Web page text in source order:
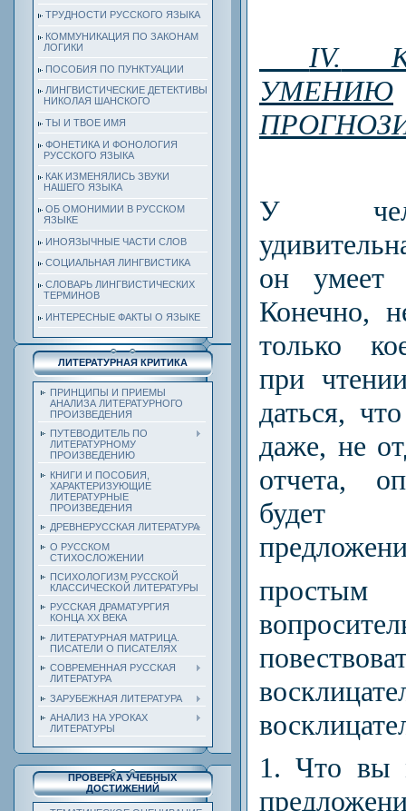
ТРУДНОСТИ РУССКОГО ЯЗЫКА
КОММУНИКАЦИЯ ПО ЗАКОНАМ
ЛОГИКИ
ПОСОБИЯ ПО ПУНКТУАЦИИ
ЛИНГВИСТИЧЕСКИЕ ДЕТЕКТИВЫ
НИКОЛАЯ ШАНСКОГО
ТЫ И ТВОЕ ИМЯ
ФОНЕТИКА И ФОНОЛОГИЯ
РУССКОГО ЯЗЫКА
КАК ИЗМЕНЯЛИСЬ ЗВУКИ
НАШЕГО ЯЗЫКА
ОБ ОМОНИМИИ В РУССКОМ
ЯЗЫКЕ
ИНОЯЗЫЧНЫЕ ЧАСТИ СЛОВ
СОЦИАЛЬНАЯ ЛИНГВИСТИКА
СЛОВАРЬ ЛИНГВИСТИЧЕСКИХ
ТЕРМИНОВ
ИНТЕРЕСНЫЕ ФАКТЫ О ЯЗЫКЕ
ЛИТЕРАТУРНАЯ КРИТИКА
ПРИНЦИПЫ И ПРИЕМЫ
АНАЛИЗА ЛИТЕРАТУРНОГО
ПРОИЗВЕДЕНИЯ
ПУТЕВОДИТЕЛЬ ПО
ЛИТЕРАТУРНОМУ
ПРОИЗВЕДЕНИЮ
КНИГИ И ПОСОБИЯ,
ХАРАКТЕРИЗУЮЩИЕ
ЛИТЕРАТУРНЫЕ
ПРОИЗВЕДЕНИЯ
ДРЕВНЕРУССКАЯ ЛИТЕРАТУРА
О РУССКОМ
СТИХОСЛОЖЕНИИ
ПСИХОЛОГИЗМ РУССКОЙ
КЛАССИЧЕСКОЙ ЛИТЕРАТУРЫ
РУССКАЯ ДРАМАТУРГИЯ
КОНЦА ХХ ВЕКА
ЛИТЕРАТУРНАЯ МАТРИЦА.
ПИСАТЕЛИ О ПИСАТЕЛЯХ
СОВРЕМЕННАЯ РУССКАЯ
ЛИТЕРАТУРА
ЗАРУБЕЖНАЯ ЛИТЕРАТУРА
АНАЛИЗ НА УРОКАХ
ЛИТЕРАТУРЫ
ПРОВЕРКА УЧЕБНЫХ
ДОСТИЖЕНИЙ
IV.
УМЕНИЮ
У
он умеет
Конечно,
только
при
даться,
даже, не
отчета,
будет
1. Что вы